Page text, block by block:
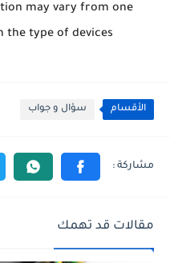
may vary from one
type of devices.
الأقسام سؤال و جواب
مقالات قد تهمك